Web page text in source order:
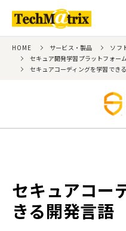
HOME サービス・製品
ソフ
セキュア開発学習プラットフォー
セキュアコーディングを学習でき
セキュアコー
きる開発言語